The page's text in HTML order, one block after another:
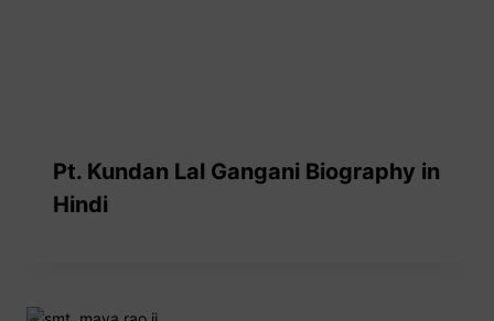
Pt. Kundan Lal Gangani Biography in
Hindi